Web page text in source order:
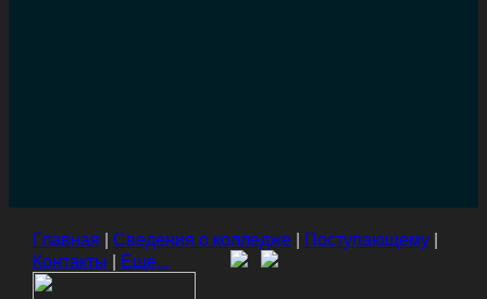
Главная Сведения о колледже| Поступающему|
Контакты
Еще...